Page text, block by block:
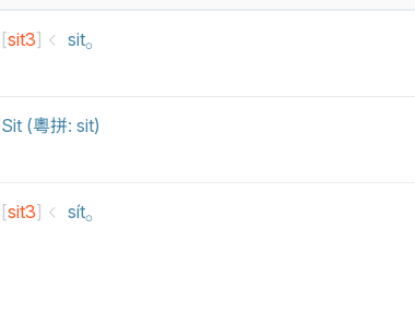
[sit3] sit⸰
Sit (粵拼: sit)
[sit3] sít⸰